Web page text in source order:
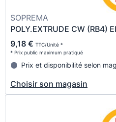
SOPREMA
POLY.EXTRUDE CW
9,18 € TTC/Unité *
* Prix public maximum pratiqué
Prix et disponibilité selon
Choisir son magasin